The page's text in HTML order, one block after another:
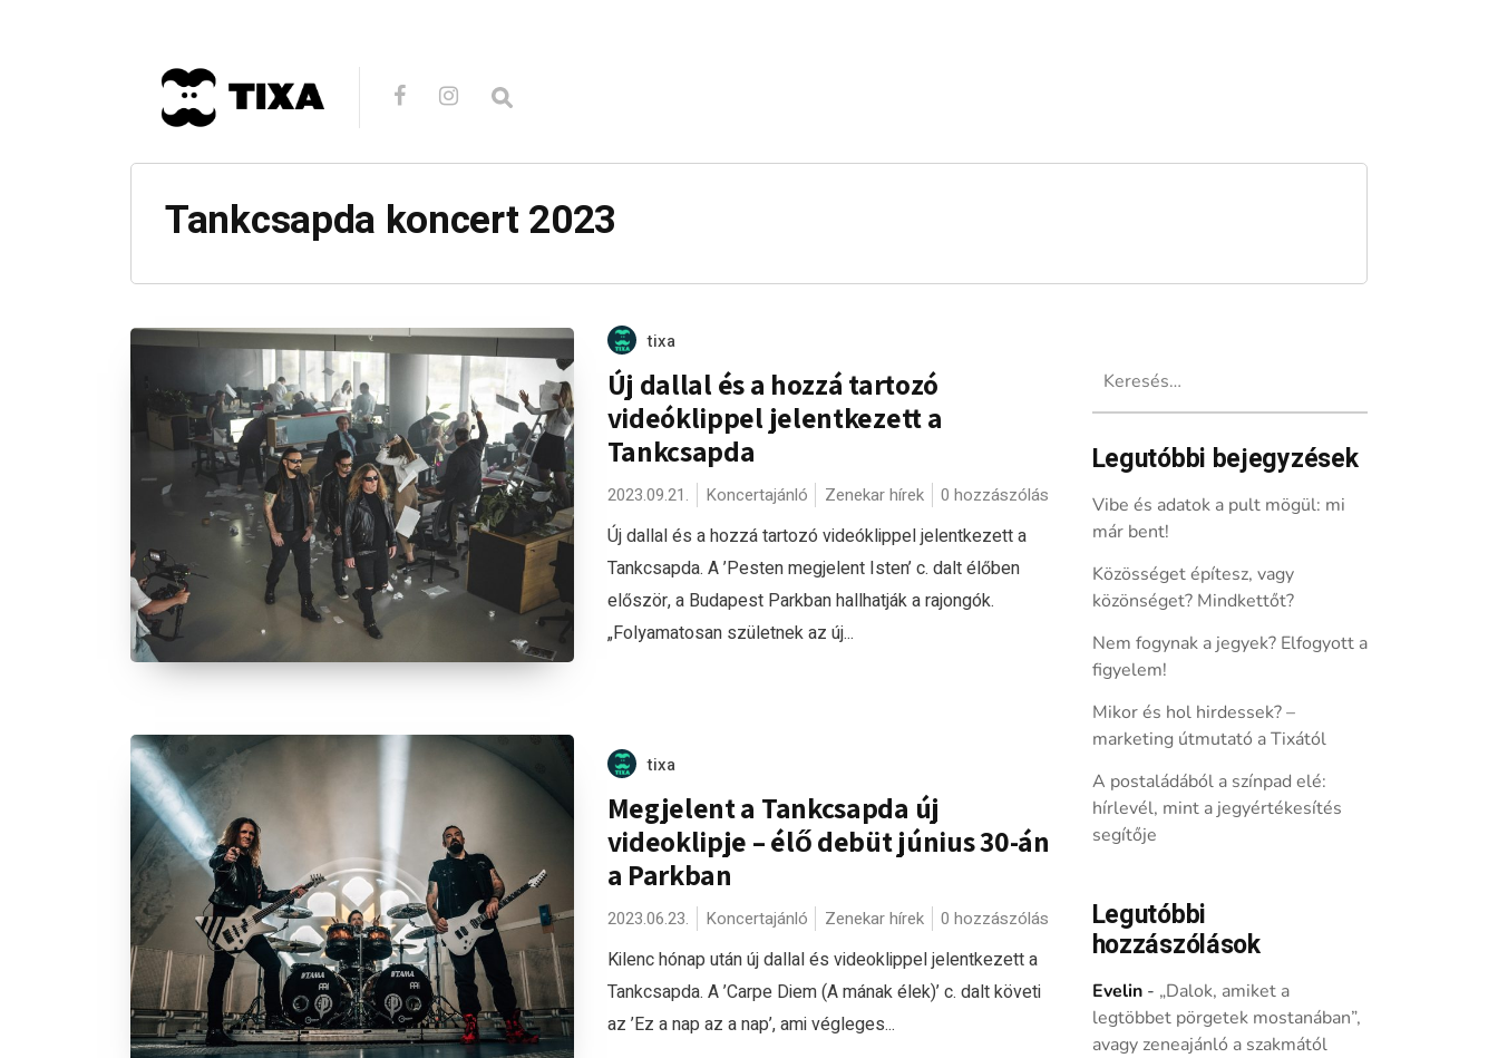
Tankcsapda koncert 2023
tixa
Új dallal és a hozzá tartozó
videóklippel jelentkezett a
Tankcsapda
2023.09.21. Koncertajánló Zenekar hírek 0 hozzászólás
Új dallal és a hozzá tartozó videóklippel jelentkezett a
Tankcsapda. A ’Pesten megjelent Isten’ c. dalt élőben
először, a Budapest Parkban hallhatják a rajongók.
„Folyamatosan születnek az új...
tixa
Megjelent a Tankcsapda új
videoklipje – élő debüt június 30-án
a Parkban
2023.06.23. Koncertajánló Zenekar hírek 0 hozzászólás
Kilenc hónap után új dallal és videoklippel jelentkezett a
Tankcsapda. A ’Carpe Diem (A mának élek)’ c. dalt követi
az ’Ez a nap az a nap’, ami végleges...
Legutóbbi bejegyzések
Vibe és adatok a pult mögül: mi
már bent!
Közösséget építesz, vagy
közönséget? Mindkettőt?
Nem fogynak a jegyek? Elfogyott a
figyelem!
Mikor és hol hirdessek? –
marketing útmutató a Tixától
A postaládából a színpad elé:
hírlevél, mint a jegyértékesítés
segítője
Legutóbbi
hozzászólások
Evelin- „Dalok, amiket a
legtöbbet pörgetek mostanában”,
avagy zeneajánló a szakmától